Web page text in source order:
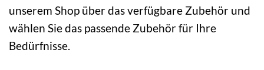
unserem Shop über das verfügbare Zubehör und
wählen Sie das passende Zubehör für Ihre
Bedürfnisse.